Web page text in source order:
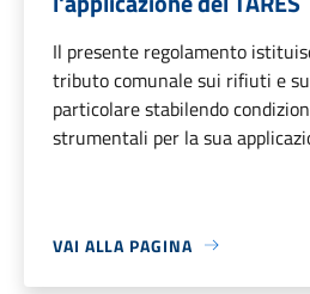
Il presente regolamento
tributo comunale sui rifiuti e
particolare stabilendo
strumentali per la sua
VAI ALLA PAGINA